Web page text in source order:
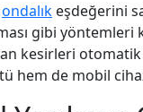
ondalık eşdeğerini
gibi yöntemleri
kesirleri otomatik
hem de mobil